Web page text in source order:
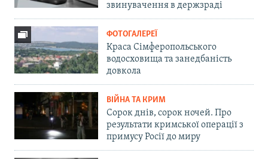
звинувачення в держзраді
ФОТОГАЛЕРЕЇ
Краса Сімферопольського
водосховища та занедбаність
довкола
ВІЙНА ТА КРИМ
Сорок днів, сорок ночей. Про
результати кримської операції з
примусу Росії до миру